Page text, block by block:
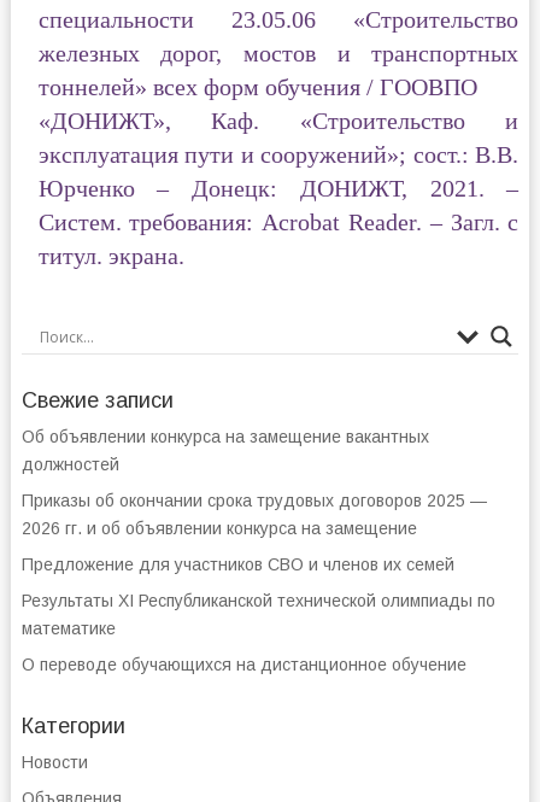
специальности 23.05.06 «Строительство
железных дорог, мостов и транспортных
тоннелей» всех форм обучения / ГООВПО
«ДОНИЖТ», Каф. «Строительство и
эксплуатация пути и сооружений»; сост.: В.В.
Юрченко – Донецк: ДОНИЖТ, 2021. –
Систем. требования: Acrobat Reader. – Загл. с
титул. экрана.
Свежие записи
Об объявлении конкурса на замещение вакантных
должностей
Приказы об окончании срока трудовых договоров 2025 —
2026 гг. и об объявлении конкурса на замещение
Предложение для участников СВО и членов их семей
Результаты XI Республиканской технической олимпиады по
математике
О переводе обучающихся на дистанционное обучение
Категории
Новости